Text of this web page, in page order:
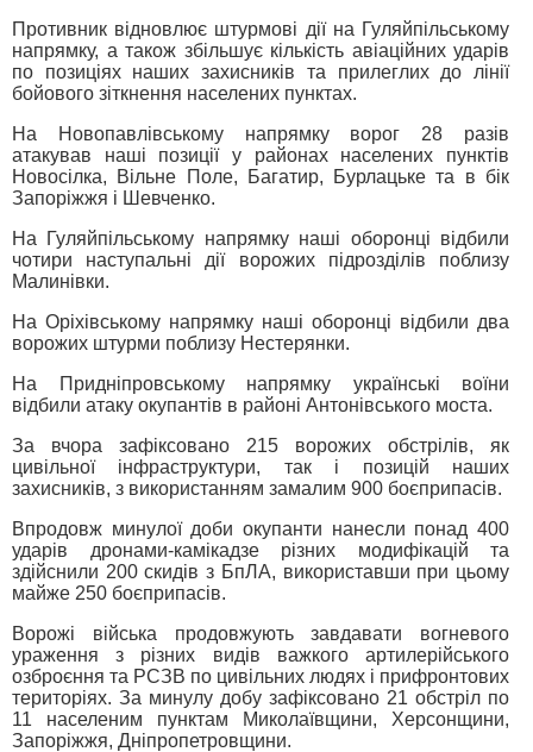
Противник відновлює штурмові дії на Гуляйпільському
напрямку, а також збільшує кількість авіаційних ударів
по позиціях наших захисників та прилеглих до лінії
бойового зіткнення населених пунктах.
На Новопавлівському напрямку ворог 28 разів
атакував наші позиції у районах населених пунктів
Новосілка, Вільне Поле, Багатир, Бурлацьке та в бік
Запоріжжя і Шевченко.
На Гуляйпільському напрямку наші оборонці відбили
чотири наступальні дії ворожих підрозділів поблизу
Малинівки.
На Оріхівському напрямку наші оборонці відбили два
ворожих штурми поблизу Нестерянки.
На Придніпровському напрямку українські воїни
відбили атаку окупантів в районі Антонівського моста.
За вчора зафіксовано 215 ворожих обстрілів, як
цивільної інфраструктури, так і позицій наших
захисників, з використанням замалим 900 боєприпасів.
Впродовж минулої доби окупанти нанесли понад 400
ударів дронами-камікадзе різних модифікацій та
здійснили 200 скидів з БпЛА, використавши при цьому
майже 250 боєприпасів.
Ворожі війська продовжують завдавати вогневого
ураження з різних видів важкого артилерійського
озброєння та РСЗВ по цивільних людях і прифронтових
територіях. За минулу добу зафіксовано 21 обстріл по
11 населеним пунктам Миколаївщини, Херсонщини,
Запоріжжя, Дніпропетровщини.